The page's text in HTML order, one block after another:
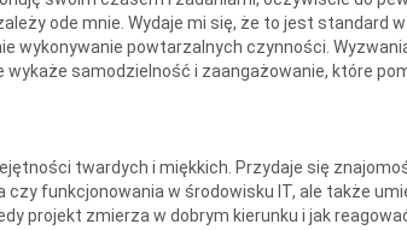
ode mnie. Wydaje mi się, że to jest standard w
wykonywanie powtarzalnych czynności.
wykaże samodzielność i zaangażowanie, które
twardych i miękkich. Przydaje się
funkcjonowania w środowisku IT, ale także
projekt zmierza w dobrym kierunku i jak